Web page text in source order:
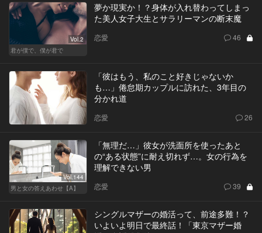
Vol.2
君が僕で、僕が君で
夢か現実か！？身体が入れ替わってしまっ
た美人女子大生とサラリーマンの断末魔
恋愛 46
「彼はもう、私のこと好きじゃないか
も…」倦怠期カップルに訪れた、3年目の
分かれ道
恋愛 26
Vol.144
男と女の答えあわせ【A】
「無理だ…」彼女が洗面所を使ったあと
の“ある状態”に耐え切れず…。女の行為を
理解できない男
恋愛 39
シングルマザーの婚活って、前途多難！？
いよいよ明日で最終話！「東京マザー婚